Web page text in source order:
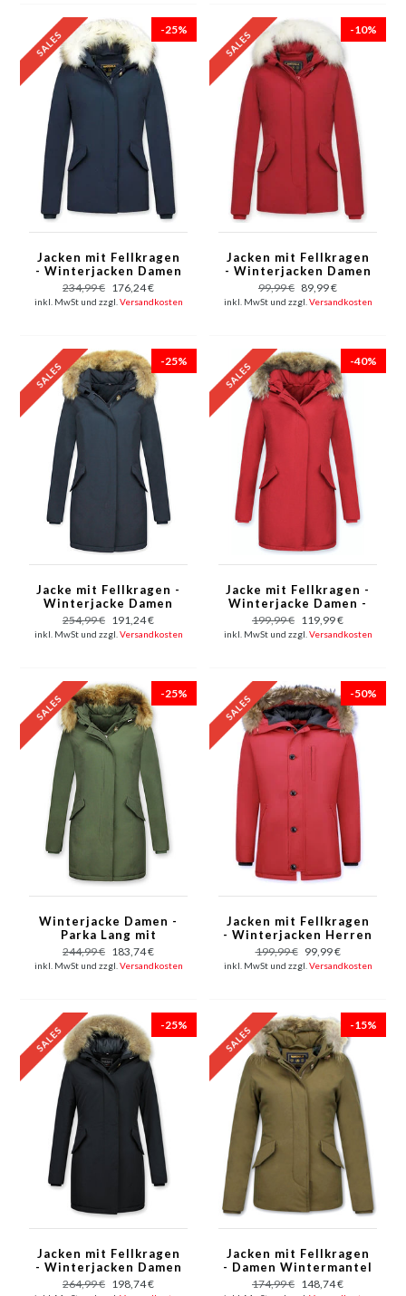
-25%
Jacken mit Fellkragen
- Winterjacken Damen
Wooly Kurz - Blau
234,99 € 176,24 €
inkl. MwSt und zzgl. Versandkosten
-10%
Jacken mit Fellkragen
- Winterjacken Damen
Wooly Kurz - Rot
99,99 € 89,99 €
inkl. MwSt und zzgl. Versandkosten
-25%
Jacke mit Fellkragen -
Winterjacke Damen
Lang - Parka - Blau
254,99 € 191,24 €
inkl. MwSt und zzgl. Versandkosten
-40%
Jacke mit Fellkragen -
Winterjacke Damen -
Parka Taschen - Rot
199,99 € 119,99 €
inkl. MwSt und zzgl. Versandkosten
-25%
Winterjacke Damen -
Parka Lang mit
Fellkragen- Khaki
244,99 € 183,74 €
inkl. MwSt und zzgl. Versandkosten
-50%
Jacken mit Fellkragen
- Winterjacken Herren
Lange - Große
Pelzkragen - Canada
Style - Rot
199,99 € 99,99 €
inkl. MwSt und zzgl. Versandkosten
-25%
Jacken mit Fellkragen
- Winterjacken Damen
Lang - Großer
264,99 € 198,74 €
-15%
Jacken mit Fellkragen
- Damen Wintermantel
Wooly Kurz - Kleine
174,99 € 148,74 €